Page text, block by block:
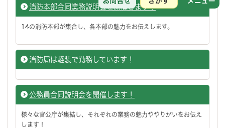
消防本部合同業務説明会を開催します！
14の消防本部が集合し、各本部の魅力をお伝えします。
消防局は軽装で勤務しています！
公務員合同説明会を開催します！
様々な官公庁が集結し、それぞれの業務の魅力ややりがいをお伝え
します！